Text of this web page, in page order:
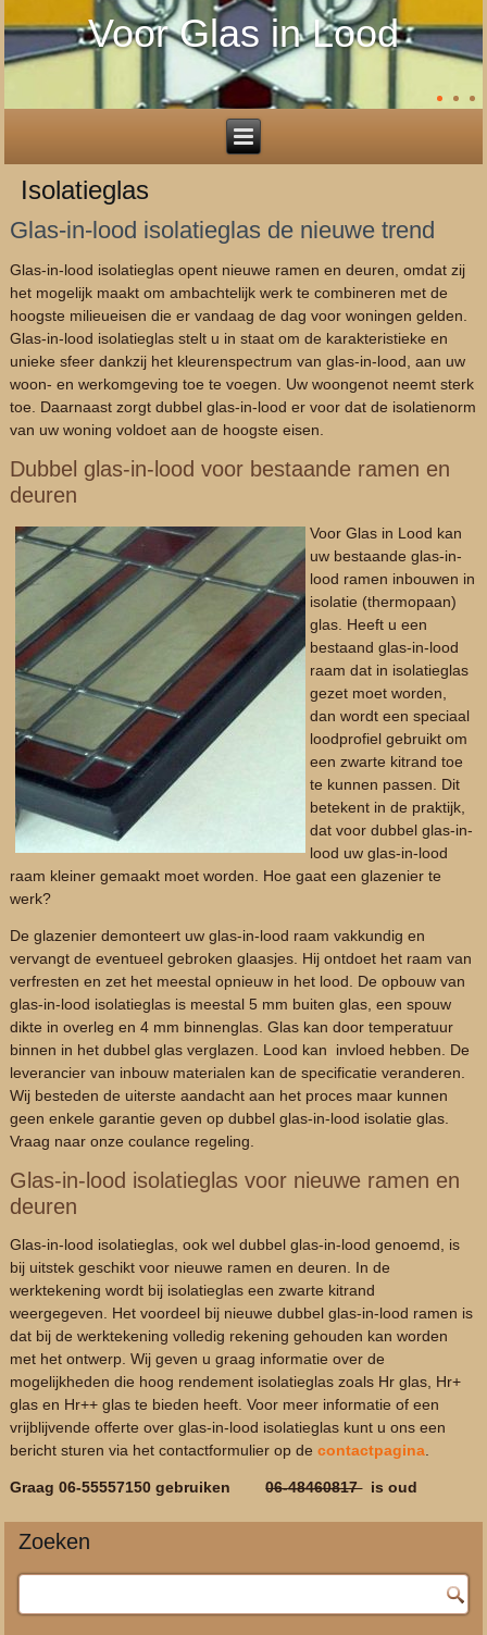
Voor Glas in Lood
Isolatieglas
Glas-in-lood isolatieglas de nieuwe trend
Glas-in-lood isolatieglas opent nieuwe ramen en deuren, omdat zij
het mogelijk maakt om ambachtelijk werk te combineren met de
hoogste milieueisen die er vandaag de dag voor woningen gelden.
Glas-in-lood isolatieglas stelt u in staat om de karakteristieke en
unieke sfeer dankzij het kleurenspectrum van glas-in-lood, aan uw
woon- en werkomgeving toe te voegen. Uw woongenot neemt sterk
toe. Daarnaast zorgt dubbel glas-in-lood er voor dat de isolatienorm
van uw woning voldoet aan de hoogste eisen.
Dubbel glas-in-lood voor bestaande ramen en
deuren
Voor Glas in Lood kan
uw bestaande glas-in-
lood ramen inbouwen in
isolatie (thermopaan)
glas. Heeft u een
bestaand glas-in-lood
raam dat in isolatieglas
gezet moet worden,
dan wordt een speciaal
loodprofiel gebruikt om
een zwarte kitrand toe
te kunnen passen. Dit
betekent in de praktijk,
dat voor dubbel glas-in-
lood uw glas-in-lood
raam kleiner gemaakt moet worden. Hoe gaat een glazenier te
werk?
De glazenier demonteert uw glas-in-lood raam vakkundig en
vervangt de eventueel gebroken glaasjes. Hij ontdoet het raam van
verfresten en zet het meestal opnieuw in het lood. De opbouw van
glas-in-lood isolatieglas is meestal 5 mm buiten glas, een spouw
dikte in overleg en 4 mm binnenglas. Glas kan door temperatuur
binnen in het dubbel glas verglazen. Lood kan invloed hebben. De
leverancier van inbouw materialen kan de specificatie veranderen.
Wij besteden de uiterste aandacht aan het proces maar kunnen
geen enkele garantie geven op dubbel glas-in-lood isolatie glas.
Vraag naar onze coulance regeling.
Glas-in-lood isolatieglas voor nieuwe ramen en
deuren
Glas-in-lood isolatieglas, ook wel dubbel glas-in-lood genoemd, is
bij uitstek geschikt voor nieuwe ramen en deuren. In de
werktekening wordt bij isolatieglas een zwarte kitrand
weergegeven. Het voordeel bij nieuwe dubbel glas-in-lood ramen is
dat bij de werktekening volledig rekening gehouden kan worden
met het ontwerp. Wij geven u graag informatie over de
mogelijkheden die hoog rendement isolatieglas zoals Hr glas, Hr+
glas en Hr++ glas te bieden heeft. Voor meer informatie of een
vrijblijvende offerte over glas-in-lood isolatieglas kunt u ons een
bericht sturen via het contactformulier op decontactpagina
Graag 06-55557150 gebruiken06-48460817is oud
Zoeken